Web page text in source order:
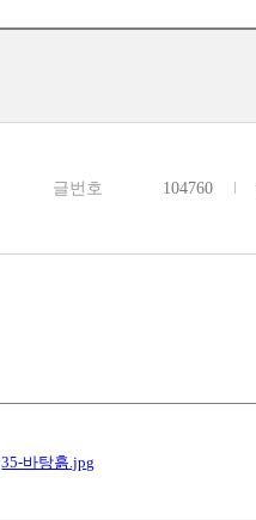
글번호 104760
35-바탕흙.jpg